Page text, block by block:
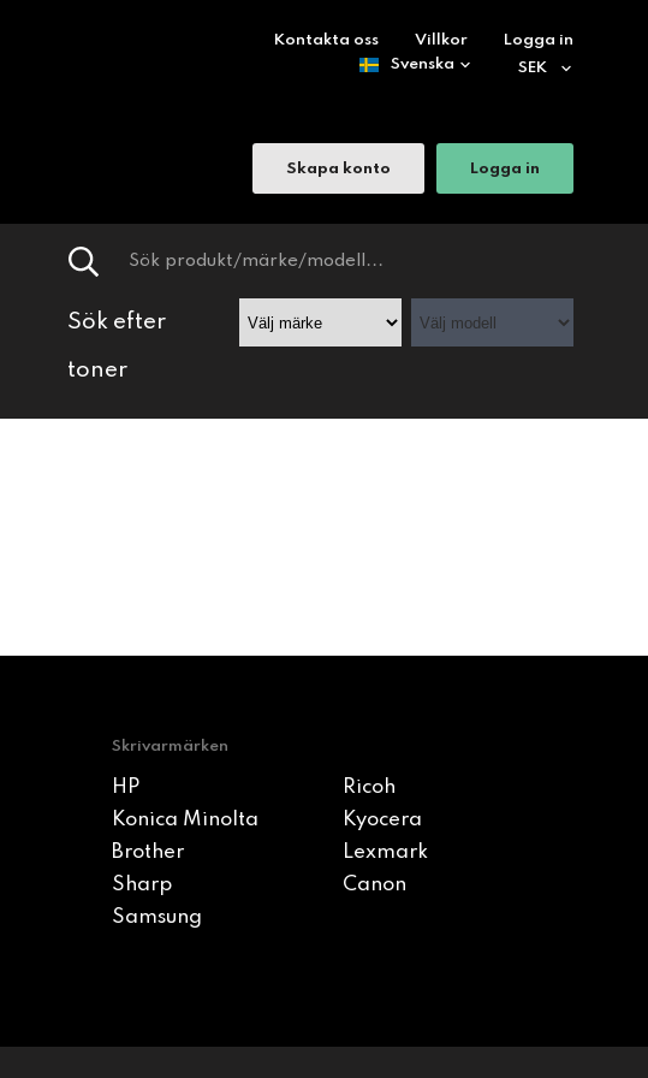
Kontakta oss Villkor Logga in
Skapa konto Logga in
Sök efter
toner
Skrivarmärken
HP
Ricoh
Konica Minolta
Kyocera
Brother
Lexmark
Sharp
Canon
Samsung